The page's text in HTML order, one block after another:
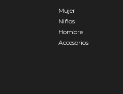
Mujer
Niños
Hombre
Accesorios